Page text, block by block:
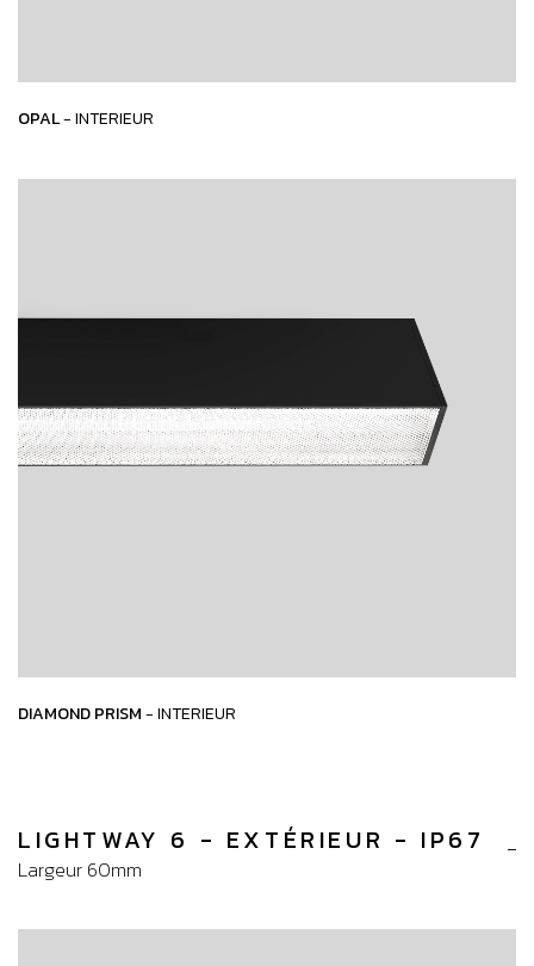
OPAL- INTERIEUR
DIAMOND PRISM- INTERIEUR
LIGHTWAY 6 - EXTÉRIEUR - IP67
Largeur 60mm